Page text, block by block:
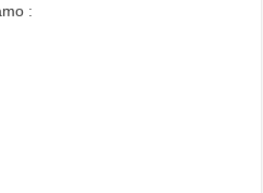
: